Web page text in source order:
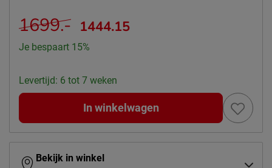
1699.- 1444.15
Je bespaart 15%
Levertijd: 6 tot 7 weken
In winkelwagen
Bekijk in winkel